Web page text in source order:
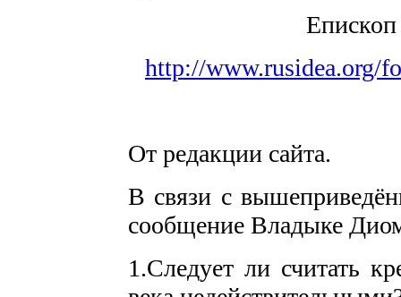
http://www.rusidea.org/
От редакции сайта.
В связи с
сообщение Владыке
1.Следует ли считать